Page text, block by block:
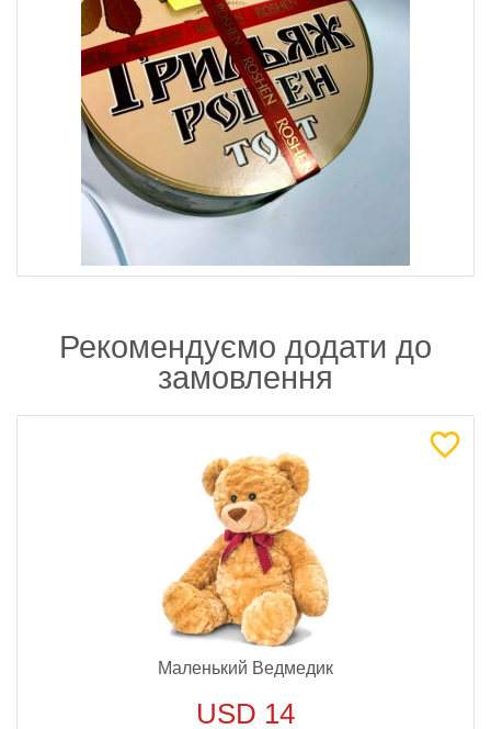
Рекомендуємо додати до
замовлення
Маленький Ведмедик
USD 14